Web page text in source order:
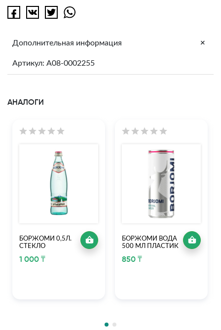
Дополнительная информация +
Артикул: A08-0002255
АНАЛОГИ
БОРЖОМИ 0,5Л.
СТЕКЛО
1 000 ₸
БОРЖОМИ ВОДА
500 МЛ ПЛАСТИК
850 ₸